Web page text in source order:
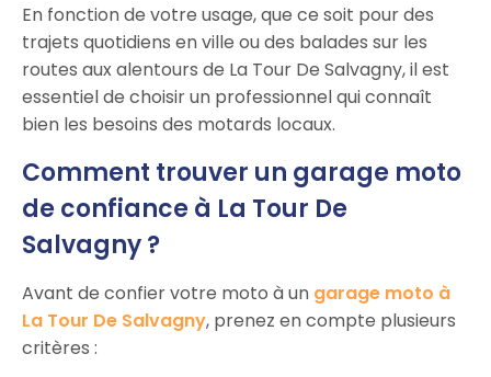
En fonction de votre usage, que ce soit pour des
trajets quotidiens en ville ou des balades sur les
routes aux alentours de La Tour De Salvagny, il est
essentiel de choisir un professionnel qui connaît
bien les besoins des motards locaux.
Comment trouver un garage moto
de confiance à La Tour De
Salvagny ?
Avant de confier votre moto à un garage moto à
La Tour De Salvagny, prenez en compte plusieurs
critères :